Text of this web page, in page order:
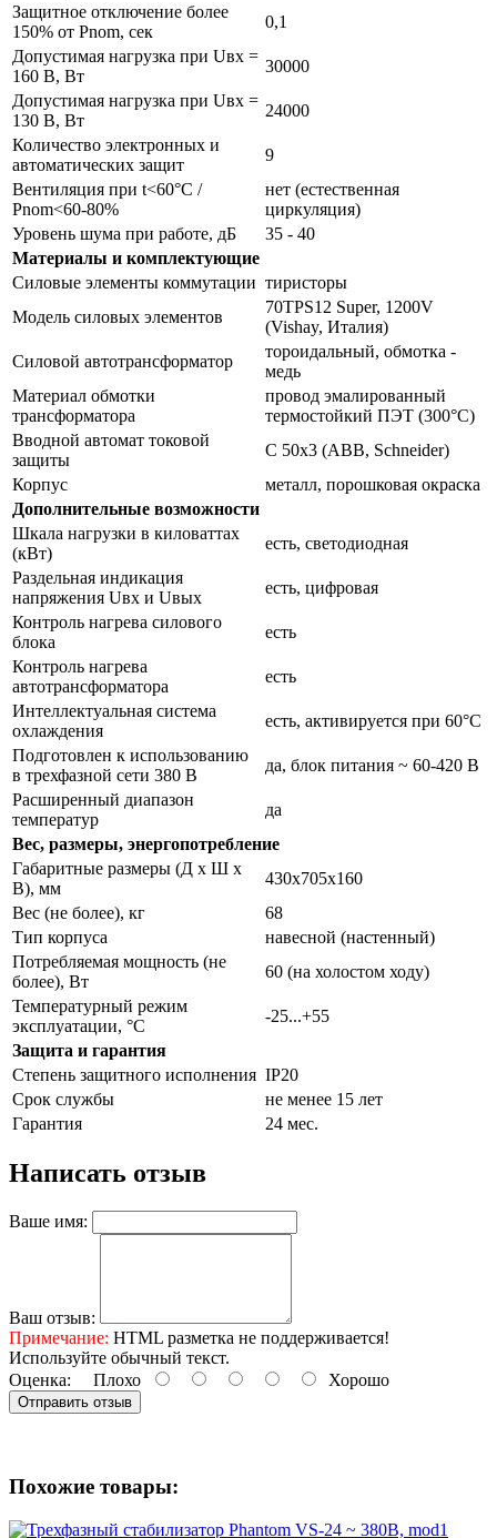
Защитное отключение более
150% от Pnom, сек
0,1
Допустимая нагрузка при Uвх =
160 В, Вт
30000
Допустимая нагрузка при Uвх =
130 В, Вт
24000
Количество электронных и
автоматических защит
9
Вентиляция при t<60°С /
Pnom<60-80%
нет (естественная
циркуляция)
Уровень шума при работе, дБ
35 - 40
Материалы и комплектующие
Силовые элементы коммутации тиристоры
Модель силовых элементов
70TPS12 Super, 1200V
(Vishay, Италия)
Силовой автотрансформатор
тороидальный, обмотка -
медь
Материал обмотки
трансформатора
провод эмалированный
термостойкий ПЭТ (300°С)
Вводной автомат токовой
защиты
С 50х3 (ABB, Schneider)
Корпус
металл, порошковая окраска
Дополнительные возможности
Шкала нагрузки в киловаттах
(кВт)
есть, светодиодная
Раздельная индикация
напряжения Uвх и Uвых
есть, цифровая
Контроль нагрева силового
блока
есть
Контроль нагрева
автотрансформатора
есть
Интеллектуальная система
охлаждения
есть, активируется при 60°С
Подготовлен к использованию
в трехфазной сети 380 В
да, блок питания ~ 60-420 В
Расширенный диапазон
температур
да
Вес, размеры, энергопотребление
Габаритные размеры (Д х Ш х
В), мм
430х705х160
Вес (не более), кг
68
Тип корпуса
навесной (настенный)
Потребляемая мощность (не
более), Вт
60 (на холостом ходу)
Температурный режим
эксплуатации, °С
-25...+55
Защита и гарантия
Степень защитного исполнения IP20
Срок службы
не менее 15 лет
Гарантия
24 мес.
Написать отзыв
Ваше имя:
Ваш отзыв:
Примечание: HTML разметка не поддерживается!
Используйте обычный текст.
Оценка: Плохо Хорошо
Отправить отзыв
Похожие товары: